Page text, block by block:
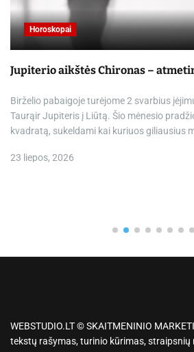
Horoskopai
Jupiterio aikštės Chironas –
Birželio pabaigoje turėjome 2 svarbius
Taurąir Jupiteris į Liūtą. Šio mėnesio
kvadratą, sukeldami kai kuriuos giliausius
23 liepos, 2026
WEBSTUDIO.LT © SKAITMENINIO
tekstų rašymas, turinio kūrimas, straipsnių